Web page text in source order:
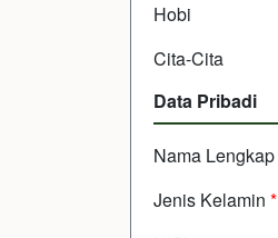
Hobi
Cita-Cita
Data Pribadi
Nama Lengkap
Jenis Kelamin *